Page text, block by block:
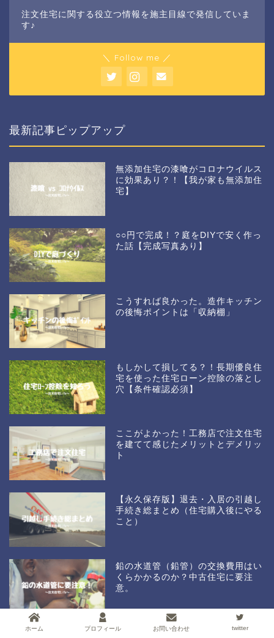
注文住宅に関する役立つ情報を施主目線で発信していま
す♪
＼ Follow me ／
最新記事ピップアップ
無添加住宅の漆喰がコロナウイルス
に効果あり？！【我が家も無添加住
宅】
○○円で完成！？庭をDIYで安く作っ
た話【完成写真あり】
こうすれば良かった。造作キッチン
の後悔ポイントは「収納棚」
もしかして損してる？！長期優良住
宅を使った住宅ローン控除の落とし
穴【条件確認必須】
ここがよかった！工務店で注文住宅
を建てて感じたメリットとデメリッ
ト
【永久保存版】退去・入居の引越し
手続き総まとめ（住宅購入後にやる
こと）
鉛の水道管（鉛管）の交換費用はい
くらかかるのか？中古住宅に要注
意。
【家探しのポイント】洪水に備えて
ホーム プロフィール お問い合わせ twitter